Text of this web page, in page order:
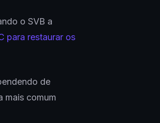
o SVB a
para restaurar os
de
mais comum